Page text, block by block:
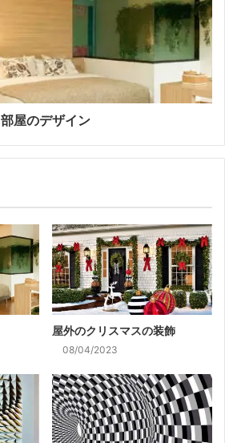
部屋のデザイン
屋外のクリスマスの装飾
08/04/2023